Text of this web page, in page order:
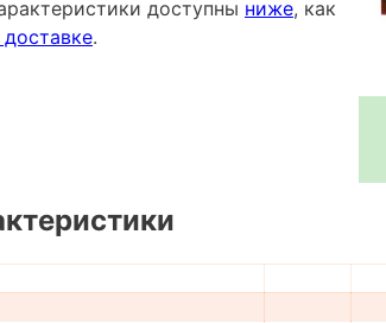
доступны ниже, как
.